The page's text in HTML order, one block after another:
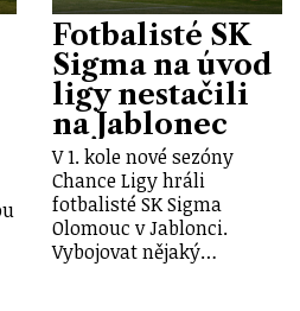
Fotbalisté SK
Sigma na úvod
ligy nestačili
na Jablonec
V 1. kole nové sezóny
Chance Ligy hráli
fotbalisté SK Sigma
Olomouc v Jablonci.
Vybojovat nějaký…